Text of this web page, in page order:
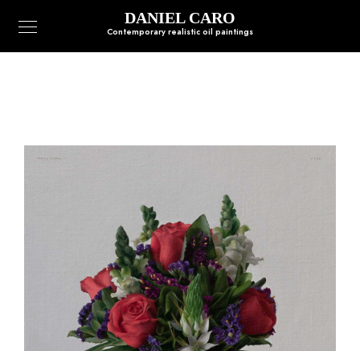
DANIEL CARO
Contemporary realistic oil paintings